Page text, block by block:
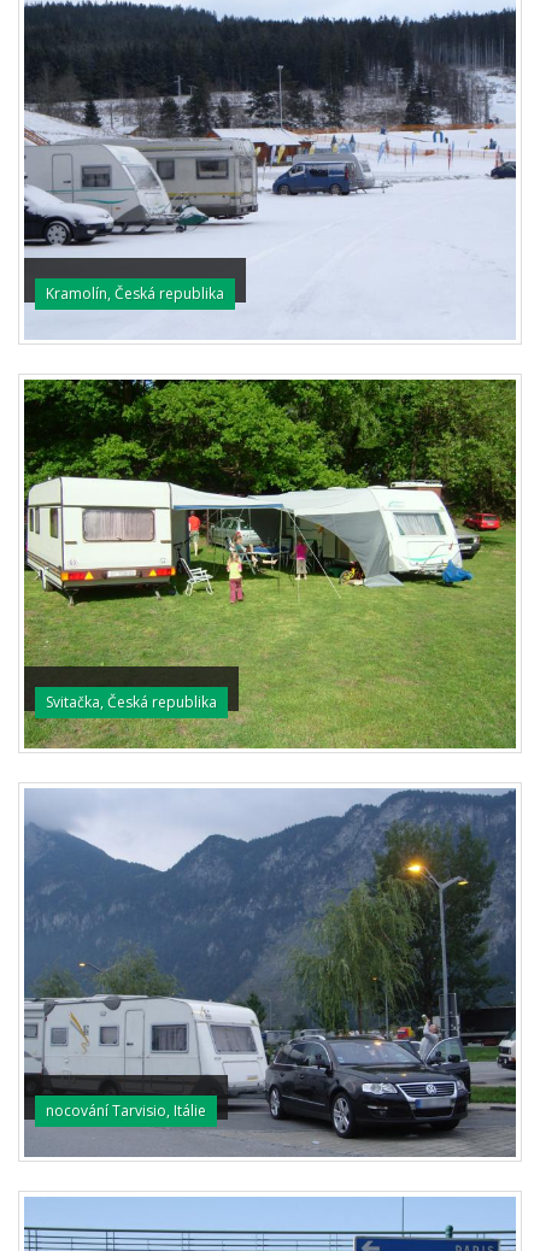
Kramolín, Česká republika
Svitačka, Česká republika
nocování Tarvisio, Itálie